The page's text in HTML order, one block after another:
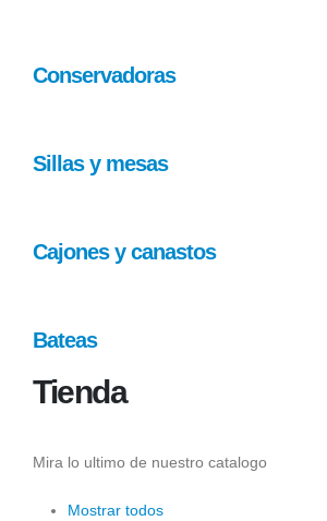
Conservadoras
Sillas y mesas
Cajones y canastos
Bateas
Tienda
Mira lo ultimo de nuestro catalogo
Mostrar todos